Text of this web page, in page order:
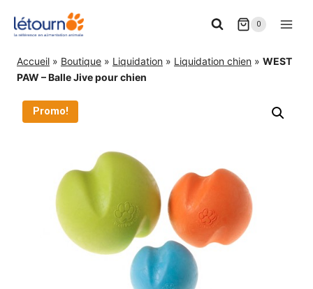
0
Accueil » Boutique » Liquidation » Liquidation chien » WEST
PAW – Balle Jive pour chien
Promo!